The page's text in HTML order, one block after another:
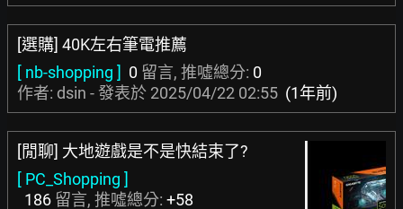
[選購] 40K左右筆電推薦
[ nb-shopping ] 0 留言, 推噓總分: 0
作者: dsin - 發表於 2025/04/22 02:55 (1年前)
[閒聊] 大地遊戲是不是快結束了?
[ PC_Shopping ]
186 留言, 推噓總分: +58